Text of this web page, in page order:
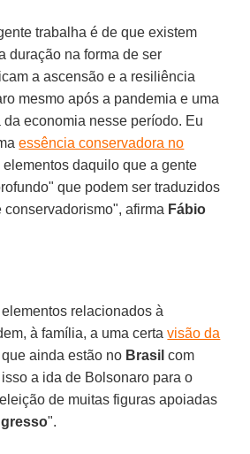
trabalha é de que existem
duração na forma de ser
a ascensão e a resiliência
mesmo após a pandemia e uma
economia nesse período. Eu
essência conservadora no
elementos daquilo que a gente
que podem ser traduzidos
afirma Fábio
relacionados à
à família, a uma certavisão da
que ainda estão no Brasil com
a ida de Bolsonaro para o
de muitas figuras apoiadas
".